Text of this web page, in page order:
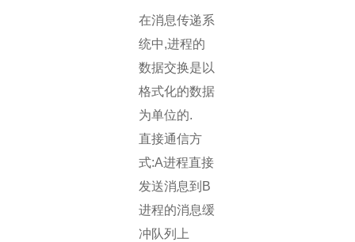
在消息传递系
统中,进程的
数据交换是以
格式化的数据
为单位的.
直接通信方
式:A进程直接
发送消息到B
进程的消息缓
冲队列上